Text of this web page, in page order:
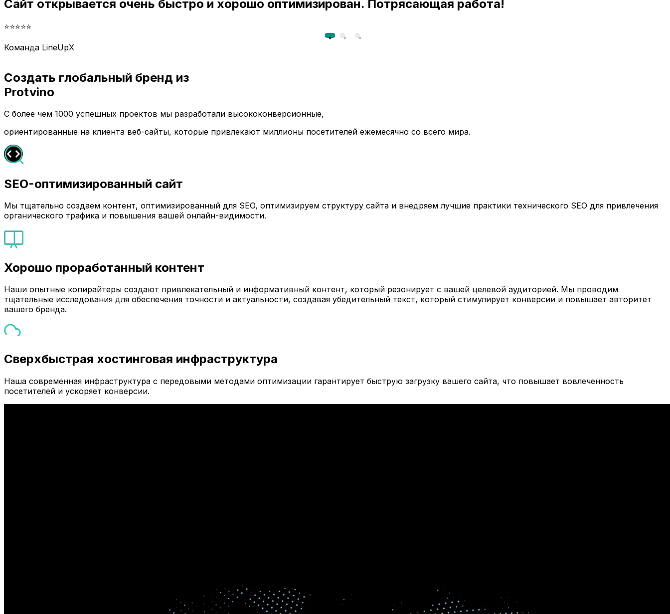
Сайт открывается очень быстро и хорошо оптимизирован. Потрясающая работа!
⭐⭐⭐⭐⭐
Команда LineUpX
Создать глобальный бренд из
Protvino
С более чем 1000 успешных проектов мы разработали высококонверсионные,
ориентированные на клиента веб-сайты, которые привлекают миллионы посетителей ежемесячно со всего мира.
SEO-оптимизированный сайт
Мы тщательно создаем контент, оптимизированный для SEO, оптимизируем структуру сайта и внедряем лучшие практики технического SEO для привлечения
органического трафика и повышения вашей онлайн-видимости.
Хорошо проработанный контент
Наши опытные копирайтеры создают привлекательный и информативный контент, который резонирует с вашей целевой аудиторией. Мы проводим
тщательные исследования для обеспечения точности и актуальности, создавая убедительный текст, который стимулирует конверсии и повышает авторитет
вашего бренда.
Сверхбыстрая хостинговая инфраструктура
Наша современная инфраструктура с передовыми методами оптимизации гарантирует быструю загрузку вашего сайта, что повышает вовлеченность
посетителей и ускоряет конверсии.